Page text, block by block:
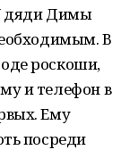
дяди Димы
В
роскоши,
и телефон в
Ему
посреди